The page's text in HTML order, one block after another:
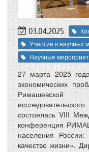
03.04.2025
Участие в научных
Научные
27 марта 2025
экономических
Римашевской
состоялась VIII
конференция
населения России:
качество жизни».